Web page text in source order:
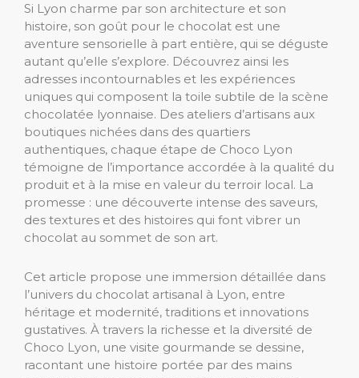
Si Lyon charme par son architecture et son
histoire, son goût pour le chocolat est une
aventure sensorielle à part entière, qui se déguste
autant qu’elle s’explore. Découvrez ainsi les
adresses incontournables et les expériences
uniques qui composent la toile subtile de la scène
chocolatée lyonnaise. Des ateliers d’artisans aux
boutiques nichées dans des quartiers
authentiques, chaque étape de Choco Lyon
témoigne de l’importance accordée à la qualité du
produit et à la mise en valeur du terroir local. La
promesse : une découverte intense des saveurs,
des textures et des histoires qui font vibrer un
chocolat au sommet de son art.
Cet article propose une immersion détaillée dans
l’univers du chocolat artisanal à Lyon, entre
héritage et modernité, traditions et innovations
gustatives. À travers la richesse et la diversité de
Choco Lyon, une visite gourmande se dessine,
racontant une histoire portée par des mains